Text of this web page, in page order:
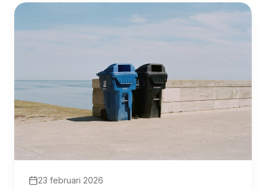
företag i Stockholm väljer därför att tvätta
sina sopkärl regelbundet.
23 februari 2026